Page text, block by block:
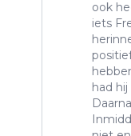
ook
iets
had